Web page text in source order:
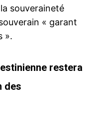
souveraineté
« garant
».
restera
des